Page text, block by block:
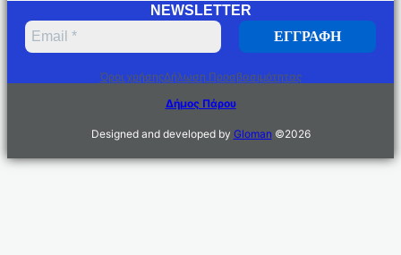
NEWSLETTER
Όροι χρήσηςΔήλωση Προσβασιμότητας
Δήμος Πάρου
Designed and developed by Gloman ©2026